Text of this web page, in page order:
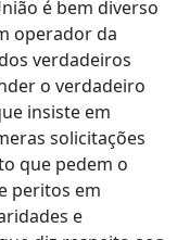
é bem diverso
operador da
verdadeiros
o verdadeiro
insiste em
solicitações
que pedem o
peritos em
e